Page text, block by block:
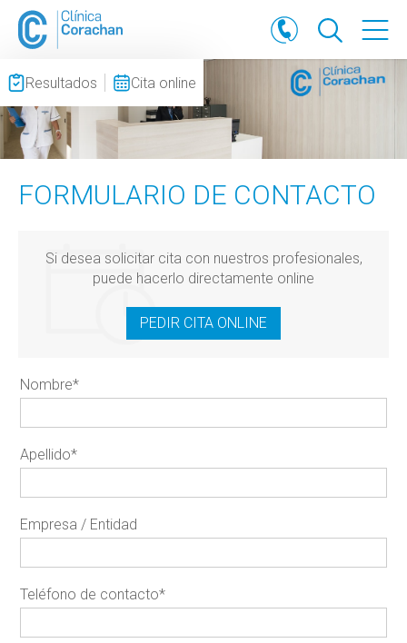
Resultados Cita online
FORMULARIO DE CONTACTO
Si desea solicitar cita con nuestros profesionales,
puede hacerlo directamente online
PEDIR CITA ONLINE
Nombre*
Apellido*
Empresa / Entidad
Teléfono de contacto*